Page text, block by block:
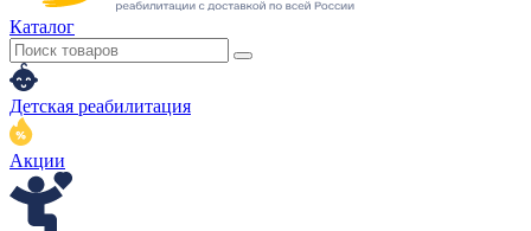
Каталог
Детская реабилитация
Акции